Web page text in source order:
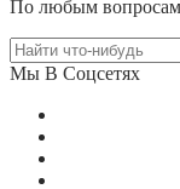
По любым
Мы В Соцсетях